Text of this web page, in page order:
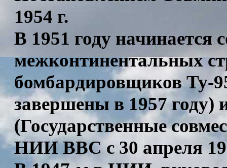
1954 г.
В 1951 году начинается
межконтинентальных
бомбардировщиков
завершены в 1957
(Государственные
НИИ ВВС с 30 апреля